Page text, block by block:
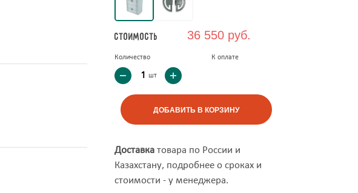
Стоимость 36 550 руб.
Количество
шт
К оплате
ДОБАВИТЬ В КОРЗИНУ
Доставка товара по России и
Казахстану, подробнее о сроках и
стоимости - у менеджера.